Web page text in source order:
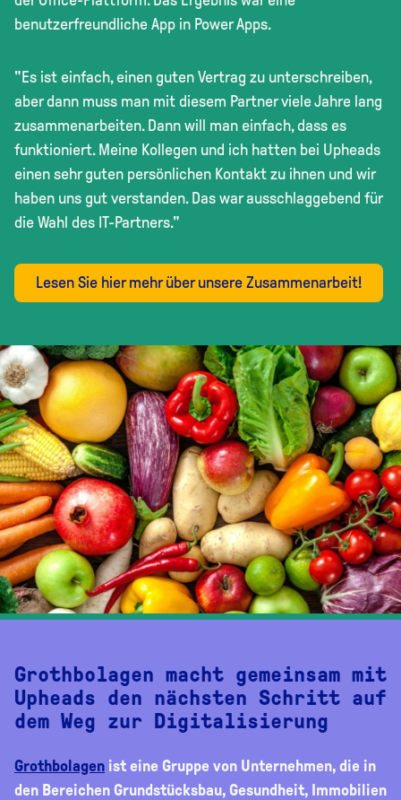
benutzerfreundliche App in Power Apps.
"Es ist einfach, einen guten Vertrag zu unterschreiben,
aber dann muss man mit diesem Partner viele Jahre lang
zusammenarbeiten. Dann will man einfach, dass es
funktioniert. Meine Kollegen und ich hatten bei Upheads
einen sehr guten persönlichen Kontakt zu ihnen und wir
haben uns gut verstanden. Das war ausschlaggebend für
die Wahl des IT-Partners."
Lesen Sie hier mehr über unsere Zusammenarbeit!
Grothbolagen macht gemeinsam mit
Upheads den nächsten Schritt auf
dem Weg zur Digitalisierung
Grothbolagen ist eine Gruppe von Unternehmen, die in
den Bereichen Grundstücksbau, Gesundheit, Immobilien